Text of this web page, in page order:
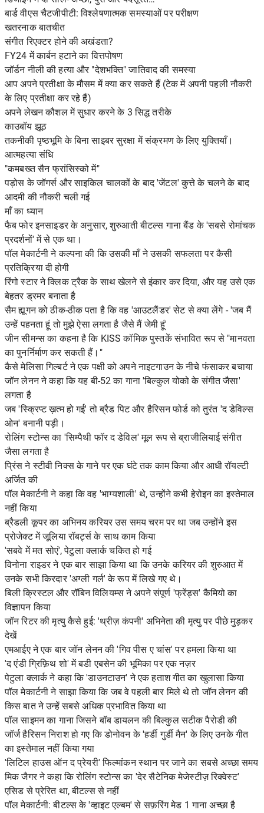
बार्ड वीएस चैटजीपीटी: विश्लेषणात्मक समस्याओं पर परीक्षण
खतरनाक बातचीत
संगीत रिएक्टर होने की अखंडता?
FY24 में कार्बन हटाने का वित्तपोषण
जॉर्डन नीली की हत्या और "देशभक्ति" जातिवाद की समस्या
आप अपने प्रतीक्षा के मौसम में क्या कर सकते हैं (टेक में अपनी पहली नौकरी
के लिए प्रतीक्षा कर रहे हैं)
अपने लेखन कौशल में सुधार करने के 3 सिद्ध तरीके
काउबॉय झूठ
तकनीकी पृष्ठभूमि के बिना साइबर सुरक्षा में संक्रमण के लिए युक्तियाँ।
आत्महत्या संधि
"कमबख्त सैन फ्रांसिस्को में"
पड़ोस के जॉगर्स और साइकिल चालकों के बाद 'जेंटल' कुत्ते के चलने के बाद
आदमी की नौकरी चली गई
माँ का ध्यान
फैब फोर इनसाइडर के अनुसार, शुरुआती बीटल्स गाना बैंड के 'सबसे रोमांचक
प्रदर्शनों' में से एक था।
पॉल मेकार्टनी ने कल्पना की कि उसकी माँ ने उसकी सफलता पर कैसी
प्रतिक्रिया दी होगी
रिंगो स्टार ने क्लिक ट्रैक के साथ खेलने से इंकार कर दिया, और यह उसे एक
बेहतर ड्रमर बनाता है
सैम ह्यूगन को ठीक-ठीक पता है कि वह 'आउटलैंडर' सेट से क्या लेंगे - 'जब मैं
उन्हें पहनता हूं तो मुझे ऐसा लगता है जैसे मैं जेमी हूं'
जीन सीमन्स का कहना है कि KISS कॉमिक पुस्तकें संभावित रूप से "मानवता
का पुनर्निर्माण कर सकती हैं।"
कैसे मेलिसा गिल्बर्ट ने एक पक्षी को अपने नाइटगाउन के नीचे फंसाकर बचाया
जॉन लेनन ने कहा कि यह बी-52 का गाना 'बिल्कुल योको के संगीत जैसा'
लगता है
जब 'स्क्रिप्ट ख़त्म हो गई' तो ब्रैड पिट और हैरिसन फोर्ड को तुरंत 'द डेविल्स
ओन' बनानी पड़ी।
रोलिंग स्टोन्स का 'सिम्पैथी फॉर द डेविल' मूल रूप से ब्राजीलियाई संगीत
जैसा लगता है
प्रिंस ने स्टीवी निक्स के गाने पर एक घंटे तक काम किया और आधी रॉयल्टी
अर्जित की
पॉल मेकार्टनी ने कहा कि वह 'भाग्यशाली' थे, उन्होंने कभी हेरोइन का इस्तेमाल
नहीं किया
ब्रैडली कूपर का अभिनय करियर उस समय चरम पर था जब उन्होंने इस
प्रोजेक्ट में जूलिया रॉबर्ट्स के साथ काम किया
'सबवे में मत सोएं', पेटुला क्लार्क चकित हो गई
विनोना राइडर ने एक बार साझा किया था कि उनके करियर की शुरुआत में
उनके सभी किरदार 'अग्ली गर्ल' के रूप में लिखे गए थे।
बिली क्रिस्टल और रॉबिन विलियम्स ने अपने संपूर्ण 'फ्रेंड्स' कैमियो का
विज्ञापन किया
जॉन रिटर की मृत्यु कैसे हुई: 'थ्रीज़ कंपनी' अभिनेता की मृत्यु पर पीछे मुड़कर
देखें
एमआईए ने एक बार जॉन लेनन की 'गिव पीस ए चांस' पर हमला किया था
'द एंडी ग्रिफ़िथ शो' में बडी एबसेन की भूमिका पर एक नज़र
पेटुला क्लार्क ने कहा कि 'डाउनटाउन' ने एक हताश गीत का खुलासा किया
पॉल मेकार्टनी ने साझा किया कि जब वे पहली बार मिले थे तो जॉन लेनन की
किस बात ने उन्हें सबसे अधिक प्रभावित किया था
पॉल साइमन का गाना जिसने बॉब डायलन की बिल्कुल सटीक पैरोडी की
जॉर्ज हैरिसन निराश हो गए कि डोनोवन के 'हर्डी गुर्डी मैन' के लिए उनके गीत
का इस्तेमाल नहीं किया गया
'लिटिल हाउस ऑन द प्रेयरी' फिल्मांकन स्थान पर जाने का सबसे अच्छा समय
मिक जैगर ने कहा कि रोलिंग स्टोन्स का 'देर सैटेनिक मेजेस्टीज़ रिक्वेस्ट'
एसिड से प्रेरित था, बीटल्स से नहीं
पॉल मेकार्टनी: बीटल्स के 'व्हाइट एल्बम' से सफ़रिंग मेड 1 गाना अच्छा है